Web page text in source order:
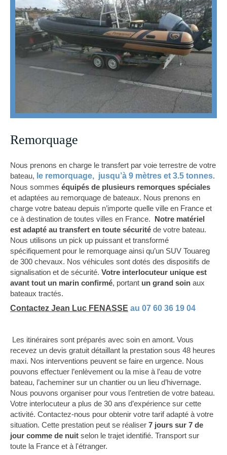
Remorquage
Nous prenons en charge le transfert par voie terrestre de votre
bateau, le remorquage, jusqu’à 9 mètres et 3.5 tonnes.
Nous sommes équipés de plusieurs remorques spéciales
et adaptées au remorquage de bateaux. Nous prenons en
charge votre bateau depuis n’importe quelle ville en France et
ce à destination de toutes villes en France. Notre matériel
est adapté au transfert en toute sécurité de votre bateau.
Nous utilisons un pick up puissant et transformé
spécifiquement pour le remorquage ainsi qu’un SUV Touareg
de 300 chevaux. Nos véhicules sont dotés des dispositifs de
signalisation et de sécurité. Votre interlocuteur unique est
avant tout un marin confirmé, portant un grand soin aux
bateaux tractés.
Contactez Jean Luc FENASSE au 07 60 36 19 04
Les itinéraires sont préparés avec soin en amont. Vous
recevez un devis gratuit détaillant la prestation sous 48 heures
maxi. Nos interventions peuvent se faire en urgence. Nous
pouvons effectuer l’enlèvement ou la mise à l’eau de votre
bateau, l’acheminer sur un chantier ou un lieu d’hivernage.
Nous pouvons organiser pour vous l’entretien de votre bateau.
Votre interlocuteur a plus de 30 ans d’expérience sur cette
activité. Contactez-nous pour obtenir votre tarif adapté à votre
situation. Cette prestation peut se réaliser 7 jours sur 7 de
jour comme de nuit selon le trajet identifié. Transport sur
toute la France et à l'étranger.